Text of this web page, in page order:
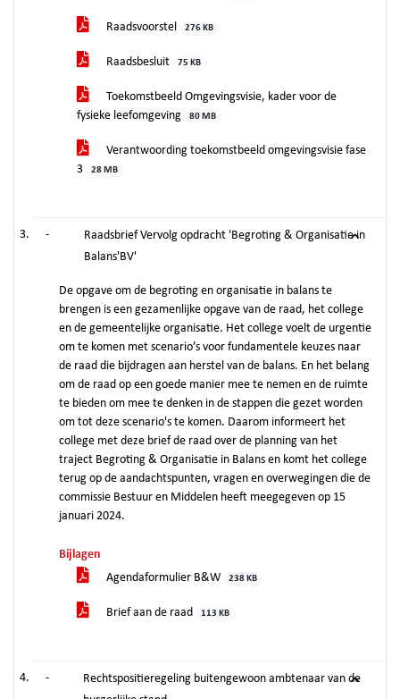
Raadsvoorstel 276 KB
Raadsbesluit 75 KB
Toekomstbeeld Omgevingsvisie, kader voor de
fysieke leefomgeving
80 MB
Verantwoording toekomstbeeld omgevingsvisie fase
3
28 MB
-
Raadsbrief Vervolg opdracht 'Begroting & Organisatie in
Balans'BV'
De opgave om de begroting en organisatie in balans te
brengen is een gezamenlijke opgave van de raad, het college
en de gemeentelijke organisatie. Het college voelt de urgentie
om te komen met scenario’s voor fundamentele keuzes naar
de raad die bijdragen aan herstel van de balans. En het belang
om de raad op een goede manier mee te nemen en de ruimte
te bieden om mee te denken in de stappen die gezet worden
om tot deze scenario's te komen. Daarom informeert het
college met deze brief de raad over de planning van het
traject Begroting & Organisatie in Balans en komt het college
terug op de aandachtspunten, vragen en overwegingen die de
commissie Bestuur en Middelen heeft meegegeven op 15
januari 2024.
Bijlagen
Agendaformulier B&W
238 KB
Brief aan de raad 113 KB
-
Rechtspositieregeling buitengewoon ambtenaar van de